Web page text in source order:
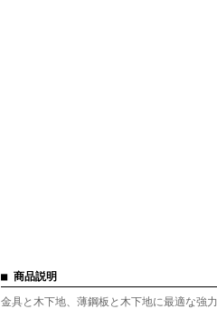
■ 商品説明
金具と木下地、薄鋼板と木下地に最適な